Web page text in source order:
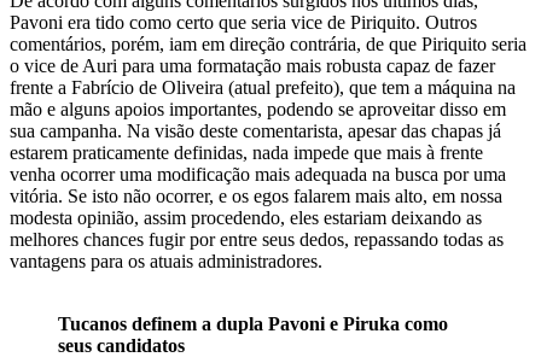
Pavoni era tido como certo que seria vice de Piriquito. Outros
comentários, porém, iam em direção contrária, de que Piriquito seria
o vice de Auri para uma formatação mais robusta capaz de fazer
frente a Fabrício de Oliveira (atual prefeito), que tem a máquina na
mão e alguns apoios importantes, podendo se aproveitar disso em
sua campanha. Na visão deste comentarista, apesar das chapas já
estarem praticamente definidas, nada impede que mais à frente
venha ocorrer uma modificação mais adequada na busca por uma
vitória. Se isto não ocorrer, e os egos falarem mais alto, em nossa
modesta opinião, assim procedendo, eles estariam deixando as
melhores chances fugir por entre seus dedos, repassando todas as
vantagens para os atuais administradores.
Tucanos definem a dupla Pavoni e Piruka como
seus candidatos